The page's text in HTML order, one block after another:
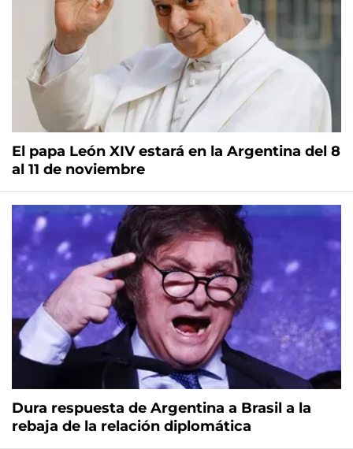
El papa León XIV estará en la Argentina del 8
al 11 de noviembre
Dura respuesta de Argentina a Brasil a la
rebaja de la relación diplomática